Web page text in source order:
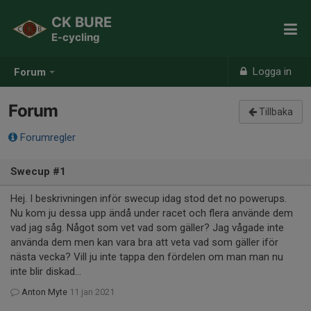
Forum Logga in
CK BURE
E-cycling
Forum Tillbaka
Forumregler
Swecup #1
Hej. I beskrivningen inför swecup idag stod det no powerups.
Nu kom ju dessa upp ändå under racet och flera använde dem
vad jag såg. Något som vet vad som gäller? Jag vågade inte
använda dem men kan vara bra att veta vad som gäller iför
nästa vecka? Vill ju inte tappa den fördelen om man man nu
inte blir diskad...
Anton Myte 11 jan 2021